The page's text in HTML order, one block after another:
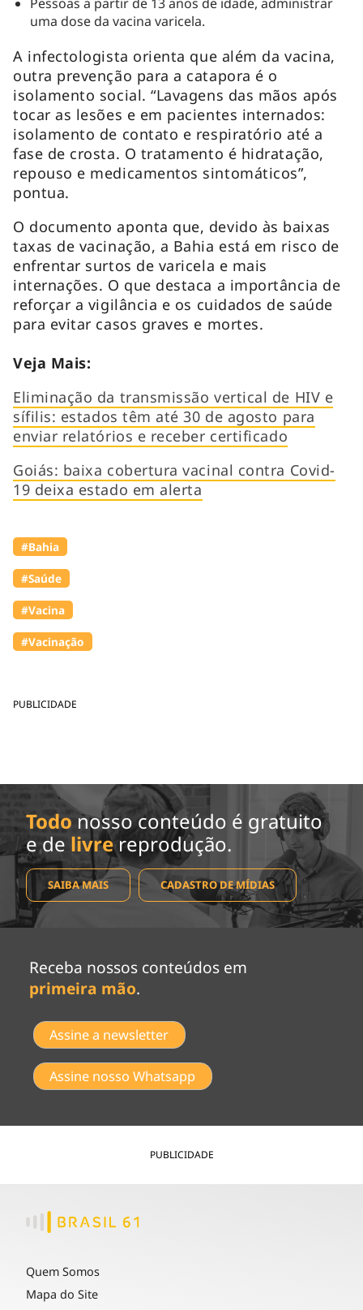
PUBLICIDADE
uma dose da vacina varicela.
A infectologista orienta que além da vacina,
outra prevenção para a catapora é o
isolamento social. “Lavagens das mãos após
tocar as lesões e em pacientes internados:
isolamento de contato e respiratório até a
fase de crosta. O tratamento é hidratação,
repouso e medicamentos sintomáticos”,
pontua.
O documento aponta que, devido às baixas
taxas de vacinação, a Bahia está em risco de
enfrentar surtos de varicela e mais
internações. O que destaca a importância de
reforçar a vigilância e os cuidados de saúde
para evitar casos graves e mortes.
Veja Mais:
Eliminação da transmissão vertical de HIV e
sífilis: estados têm até 30 de agosto para
enviar relatórios e receber certificado
Goiás: baixa cobertura vacinal contra Covid-
19 deixa estado em alerta
#Bahia
#Saúde
#Vacina
#Vacinação
Todo nosso conteúdo é gratuito
e de livrereprodução.
SAIBA MAIS CADASTRO DE MÍDIAS
Receba nossos conteúdos em
primeira mão.
Assine a newsletter
Assine nosso Whatsapp
PUBLICIDADE
Quem Somos
Mapa do Site